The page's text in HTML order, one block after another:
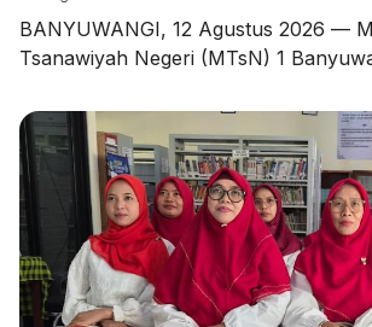
BANYUWANGI, 12 Agustus 2026 —
Tsanawiyah Negeri (MTsN) 1
Kirana, siswi berbakat dari rombel
mewakili madrasah dan Kabupaten
ajang bergengsi Jambore Nasional
di Cibubur, Jakarta, pada 13–20
pelepasan berlangsung khidmat dan
dihadiri oleh civitas […]